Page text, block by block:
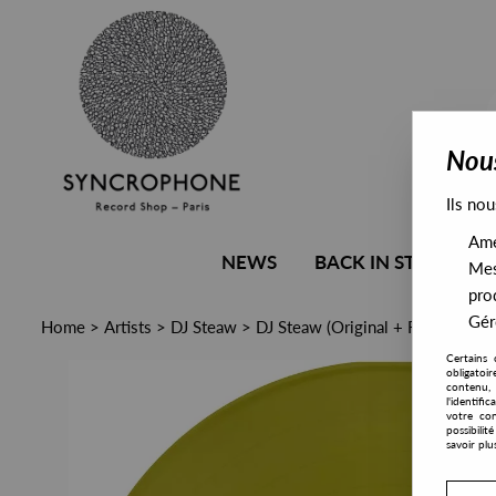
NEWS BACK IN STOCK
Home > Artists > DJ Steaw > DJ Steaw (Original + Ron Trent
Ils
Certains
contenu,
votre
savoir